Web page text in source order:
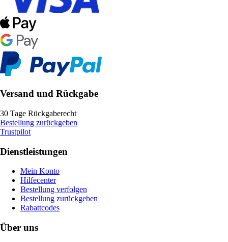
Versand und Rückgabe
30 Tage Rückgaberecht
Bestellung zurückgeben
Trustpilot
Dienstleistungen
Mein Konto
Hilfecenter
Bestellung verfolgen
Bestellung zurückgeben
Rabattcodes
Über uns